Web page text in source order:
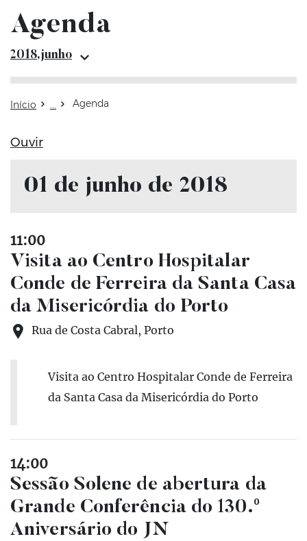
AgendaArquivo junho
2018,junho
Início Agenda
Ouvir
01 de junho de 2018
11:00
Visita ao Centro Hospitalar
Conde de Ferreira da Santa Casa
da Misericórdia do Porto
Rua de Costa Cabral, Porto
Visita ao Centro Hospitalar Conde de Ferreira
da Santa Casa da Misericórdia do Porto
14:00
Sessão Solene de abertura da
Grande Conferência do 130.º
Aniversário do JN